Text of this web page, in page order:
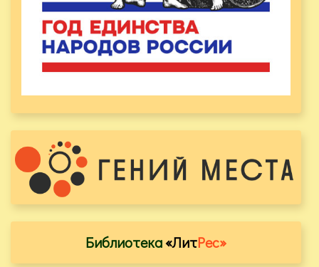
Библиотека«ЛитРес»